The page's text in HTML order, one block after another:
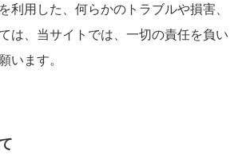
利用した、何らかのトラブルや損害、
は、当サイトでは、一切の責任を負い
います。